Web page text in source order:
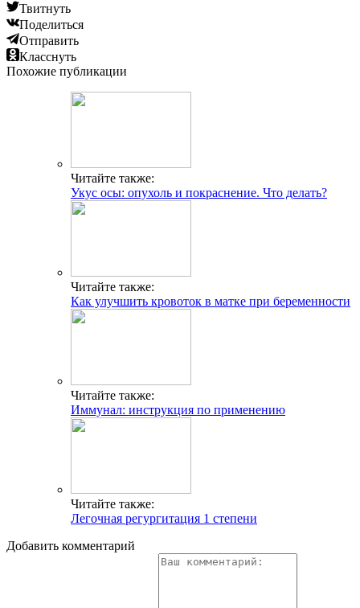
Твитнуть
Поделиться
Отправить
Класснуть
Похожие публикации
Читайте также:
Укус осы: опухоль и покраснение. Что делать?
Читайте также:
Как улучшить кровоток в матке при беременности
Читайте также:
Иммунал: инструкция по применению
Читайте также:
Легочная регургитация 1 степени
Добавить комментарий